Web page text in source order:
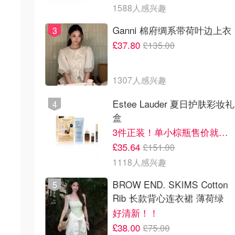
1588人感兴趣
Ganni 棉府绸系带荷叶边上衣
£37.80 £135.00
1307人感兴趣
Estee Lauder 夏日护肤彩妆礼
盒
3件正装！单小棕瓶售价就要£65！
£35.64 £151.00
1118人感兴趣
BROW END. SKIMS Cotton
Rib 长款背心连衣裙 薄荷绿
好清新！！
£38.00 £75.00